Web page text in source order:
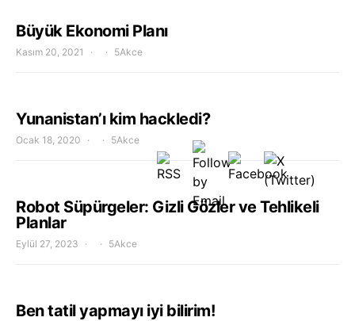
Büyük Ekonomi Planı
Kasım 20, 2021 5Akce
Yunanistan’ı kim hackledi?
Ocak 18, 2020 5Akce
Robot Süpürgeler: Gizli Gözler ve Tehlikeli
Planlar
Eylül 27, 2023 5Akce
Ben tatil yapmayı iyi bilirim!